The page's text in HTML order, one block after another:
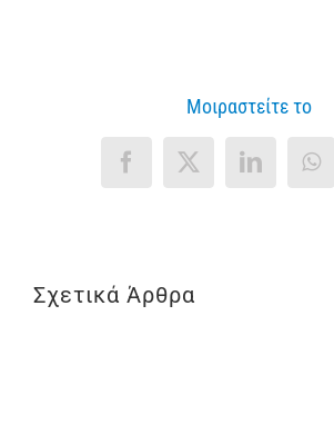
Μοιραστείτε το
Facebook
X LinkedIn
Σχετικά Άρθρα